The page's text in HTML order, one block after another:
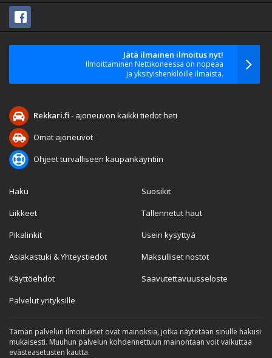
Jätä ilmainen ilmoitus nyt!
Ilmoittaminen Nettikoneessa on nopeaa
ja yksityishenkilöille ilmaista.
Rekkari.fi- ajoneuvon kaikki tiedot heti
Omat ajoneuvot
Ohjeet turvalliseen kaupankäyntiin
Haku
Liikkeet
Pikalinkit
Asiakastuki & Yhteystiedot
Käyttöehdot
Palvelut yrityksille
Suosikit
Tallennetut haut
Usein kysyttyä
Maksulliset nostot
Saavutettavuusseloste
Tämän palvelun ilmoitukset ovat mainoksia, jotka näytetään sinulle hakusi
mukaisesti. Muuhun palvelun kohdennettuun mainontaan voit vaikuttaa
evästeasetusten kautta.